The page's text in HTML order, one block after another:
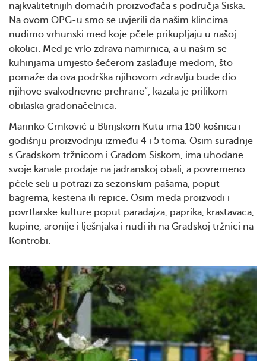
najkvalitetnijih domaćih proizvođača s područja Siska.
Na ovom OPG-u smo se uvjerili da našim klincima
nudimo vrhunski med koje pčele prikupljaju u našoj
okolici. Med je vrlo zdrava namirnica, a u našim se
kuhinjama umjesto šećerom zaslađuje medom, što
pomaže da ova podrška njihovom zdravlju bude dio
njihove svakodnevne prehrane“, kazala je prilikom
obilaska gradonačelnica.
Marinko Crnković u Blinjskom Kutu ima 150 košnica i
godišnju proizvodnju između 4 i 5 toma. Osim suradnje
s Gradskom tržnicom i Gradom Siskom, ima uhodane
svoje kanale prodaje na jadranskoj obali, a povremeno
pčele seli u potrazi za sezonskim pašama, poput
bagrema, kestena ili repice. Osim meda proizvodi i
povrtlarske kulture poput paradajza, paprika, krastavaca,
kupine, aronije i lješnjaka i nudi ih na Gradskoj tržnici na
Kontrobi.